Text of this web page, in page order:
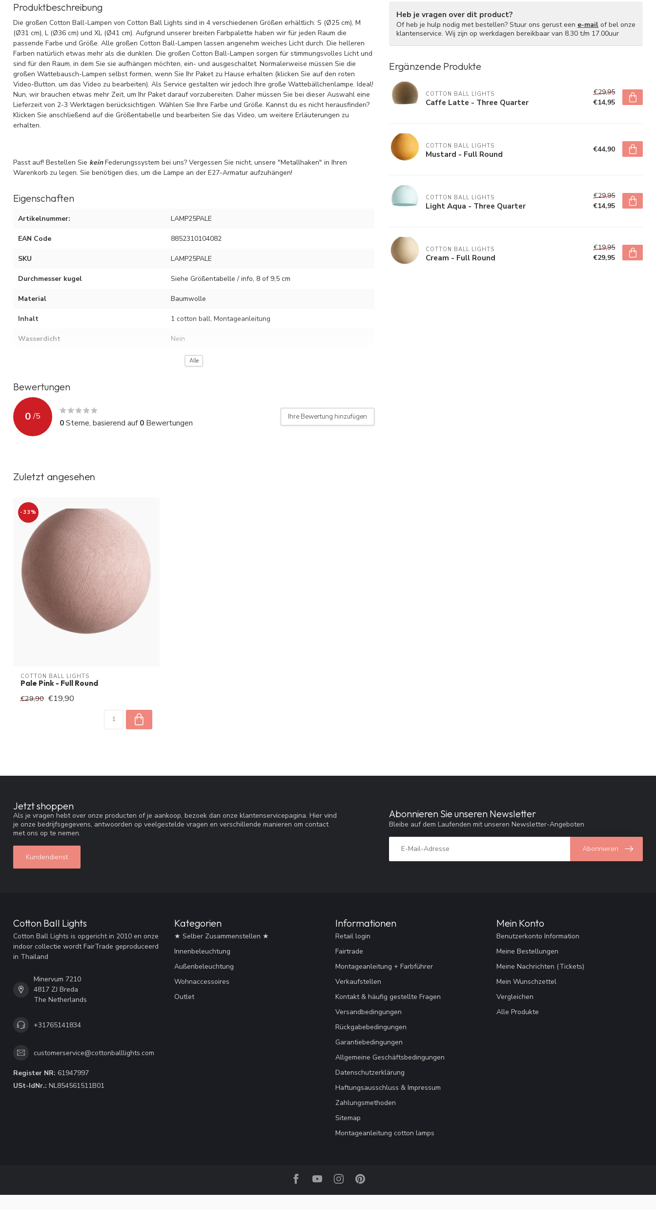
Produktbeschreibung
Die großen Cotton Ball-Lampen von Cotton Ball Lights sind in 4 verschiedenen Größen erhältlich: S (Ø25 cm), M
(Ø31 cm), L (Ø36 cm) und XL (Ø41 cm). Aufgrund unserer breiten Farbpalette haben wir für jeden Raum die
passende Farbe und Größe. Alle großen Cotton Ball-Lampen lassen angenehm weiches Licht durch. Die helleren
Farben natürlich etwas mehr als die dunklen. Die großen Cotton Ball-Lampen sorgen für stimmungsvolles Licht und
sind für den Raum, in dem Sie sie aufhängen möchten, ein- und ausgeschaltet. Normalerweise müssen Sie die
großen Wattebausch-Lampen selbst formen, wenn Sie Ihr Paket zu Hause erhalten (klicken Sie auf den roten
Video-Button, um das Video zu bearbeiten). Als Service gestalten wir jedoch Ihre große Wattebällchenlampe. Ideal!
Nun, wir brauchen etwas mehr Zeit, um Ihr Paket darauf vorzubereiten. Daher müssen Sie bei dieser Auswahl eine
Lieferzeit von 2-3 Werktagen berücksichtigen. Wählen Sie Ihre Farbe und Größe. Kannst du es nicht herausfinden?
Klicken Sie anschließend auf die Größentabelle und bearbeiten Sie das Video, um weitere Erläuterungen zu
erhalten.
Passt auf! Bestellen Sie keinFederungssystem bei uns? Vergessen Sie nicht, unsere "Metallhaken" in Ihren
Warenkorb zu legen. Sie benötigen dies, um die Lampe an der E27-Armatur aufzuhängen!
Eigenschaften
Artikelnummer: LAMP25PALE
EAN Code 8852310104082
SKU LAMP25PALE
Durchmesser kugel Siehe Größentabelle / info, 8 of 9,5 cm
Material Baumwolle
Inhalt 1 cotton ball, Montageanleitung
Wasserdicht Nein
Siehe Video (rote Taste)
Alle
Bewertungen
0 /5
0Sterne, basierend auf0 Bewertungen
Ihre Bewertung hinzufügen
Heb je vragen over dit product?
Of heb je hulp nodig met bestellen? Stuur ons gerust een e-mail of bel onze
klantenservice. Wij zijn op werkdagen bereikbaar van 8.30 t/m 17.00uur
Ergänzende Produkte
COTTON BALL LIGHTS
Caffe Latte - Three Quarter
€29,95
€14,95
COTTON BALL LIGHTS
Mustard - Full Round €44,90
COTTON BALL LIGHTS
Light Aqua - Three Quarter
€29,95
€14,95
COTTON BALL LIGHTS
Cream - Full Round
€19,95
€29,95
Zuletzt angesehen
-33%
COTTON BALL LIGHTS
Pale Pink - Full Round
€29,90 €19,90
Jetzt shoppen
Als je vragen hebt over onze producten of je aankoop, bezoek dan onze klantenservicepagina. Hier vind
je onze bedrijfsgegevens, antwoorden op veelgestelde vragen en verschillende manieren om contact
met ons op te nemen.
Kundendienst
Abonnieren Sie unseren Newsletter
Bleibe auf dem Laufenden mit unseren Newsletter-Angeboten
Abonnieren
Cotton Ball Lights
Cotton Ball Lights is opgericht in 2010 en onze
indoor collectie wordt FairTrade geproduceerd
in Thailand
Minervum 7210
4817 ZJ Breda
The Netherlands
+31765141834
customerservice@cottonballlights.com
Register NR: 61947997
USt-IdNr.: NL854561511B01
Kategorien
★ Selber Zusammenstellen ★
Innenbeleuchtung
Außenbeleuchtung
Wohnaccessoires
Outlet
Informationen
Retail login
Fairtrade
Montageanleitung + Farbführer
Verkaufstellen
Kontakt & häufig gestellte Fragen
Versandbedingungen
Rückgabebedingungen
Garantiebedingungen
Allgemeine Geschäftsbedingungen
Datenschutzerklärung
Haftungsausschluss & Impressum
Zahlungsmethoden
Sitemap
Montageanleitung cotton lamps
Mein Konto
Benutzerkonto Information
Meine Bestellungen
Meine Nachrichten (Tickets)
Mein Wunschzettel
Vergleichen
Alle Produkte